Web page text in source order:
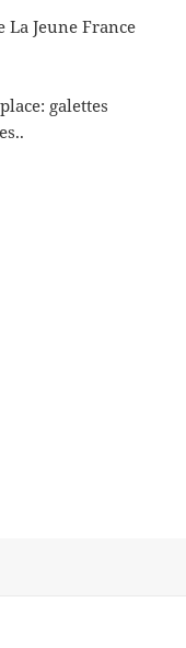
Jeune France
galettes